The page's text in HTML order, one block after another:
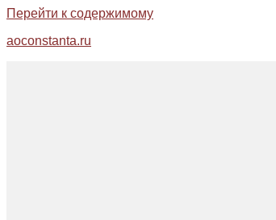
Перейти к содержимому
aoconstanta.ru